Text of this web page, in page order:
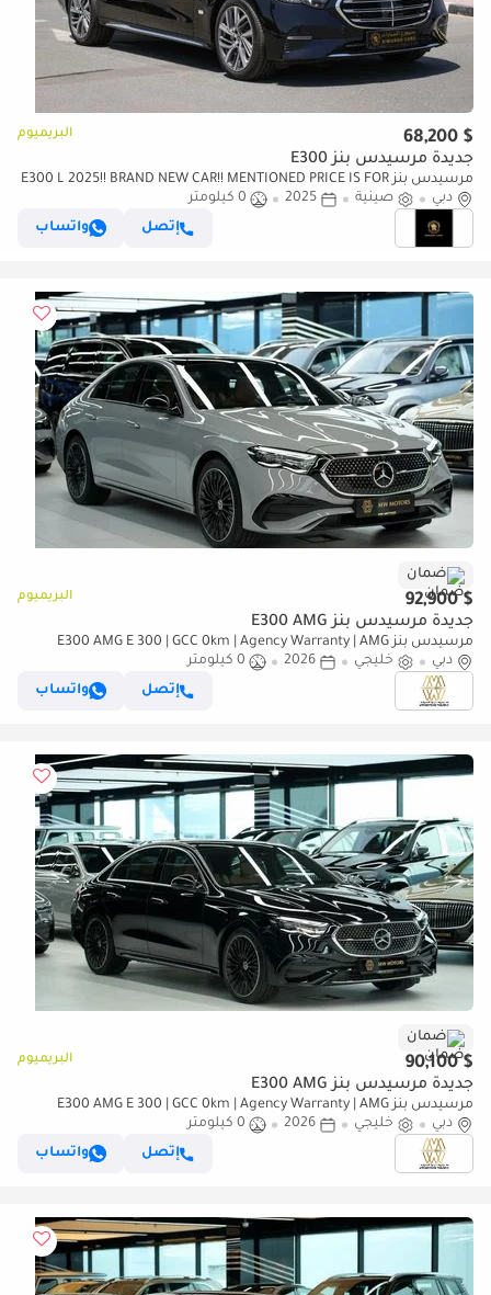
$ 68,200 البريميوم
جديدة مرسيدس بنز E300
مرسيدس بنز E300 L 2025!! BRAND NEW CAR!! MENTIONED PRICE IS FOR
EXPORT ONLY
دبي صينية 2025
0 كيلومتر
إتصل
واتساب
ضمان
$ 92,900 البريميوم
جديدة مرسيدس بنز E300 AMG
مرسيدس بنز E300 AMG E 300 | GCC 0km | Agency Warranty | AMG
Package
دبي خليجي 2026
0 كيلومتر
إتصل
واتساب
ضمان
$ 90,100 البريميوم
جديدة مرسيدس بنز E300 AMG
مرسيدس بنز E300 AMG E 300 | GCC 0km | Agency Warranty | AMG
Package
دبي خليجي 2026
0 كيلومتر
إتصل
واتساب